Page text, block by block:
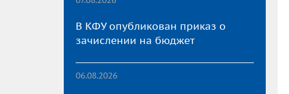
В КФУ опубликован приказ о
зачислении на бюджет
06.08.2026